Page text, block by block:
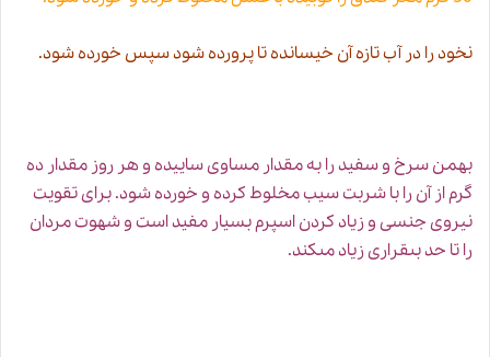
نخود را در آب تازه آن خیسانده تا پرورده شود سپس خورده شود.
بهمن سرخ و سفید را به مقدار مساوى ساییده و هر روز مقدار ده
گرم از آن را با شربت سیب مخلوط كرده و خورده شود. براى تقویت
نیروى جنسى وزیاد كردن اسپرمبسیار مفید است و شهوت مردان
را تا حد بى‏قرارى زیاد مى‏كند.